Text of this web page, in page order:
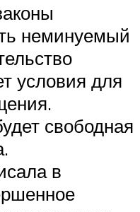
неминуемый
условия для
свободная
в